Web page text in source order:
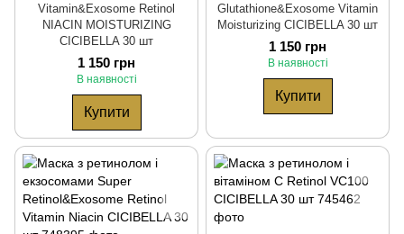
Vitamin&Exosome Retinol
NIACIN MOISTURIZING
CICIBELLA 30 шт
1 150 грн
В наявності
Купити
Glutathione&Exosome Vitamin
Moisturizing CICIBELLA 30 шт
1 150 грн
В наявності
Купити